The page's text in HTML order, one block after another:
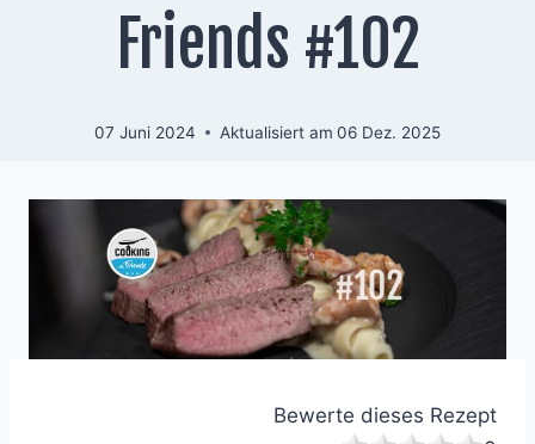
Friends #102
07 Juni 2024 Aktualisiert am 06 Dez. 2025
Bewerte dieses Rezept